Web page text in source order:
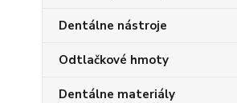
Dentálne nástroje
Odtlačkové hmoty
Dentálne materiály